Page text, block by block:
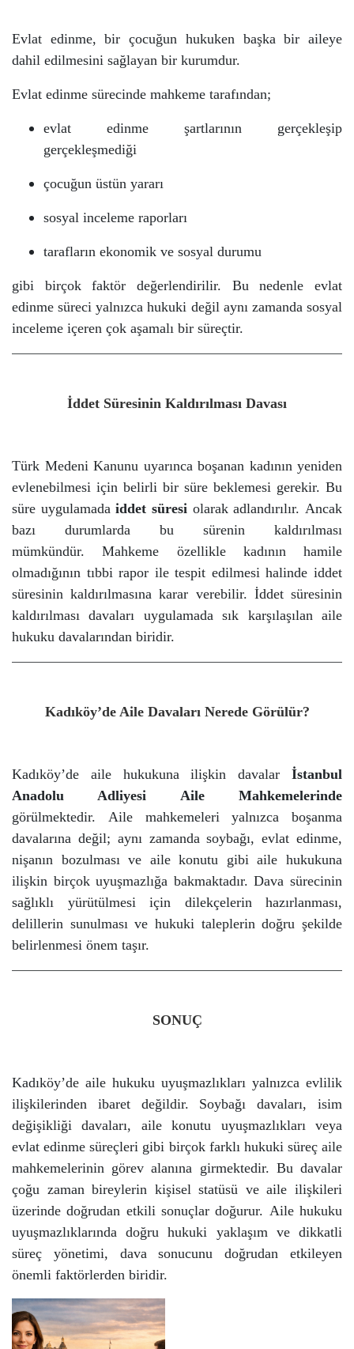
Evlat edinme, bir çocuğun hukuken başka bir aileye
dahil edilmesini sağlayan bir kurumdur.
Evlat edinme sürecinde mahkeme tarafından;
evlat edinme şartlarının gerçekleşip
gerçekleşmediği
çocuğun üstün yararı
sosyal inceleme raporları
tarafların ekonomik ve sosyal durumu
gibi birçok faktör değerlendirilir. Bu nedenle evlat
edinme süreci yalnızca hukuki değil aynı zamanda sosyal
inceleme içeren çok aşamalı bir süreçtir.
İddet Süresinin Kaldırılması Davası
Türk Medeni Kanunu uyarınca boşanan kadının yeniden
evlenebilmesi için belirli bir süre beklemesi gerekir. Bu
süre uygulamadaiddet süresi olarak adlandırılır. Ancak
bazı durumlarda bu sürenin kaldırılması
mümkündür.Mahkeme özellikle kadının hamile
olmadığının tıbbi rapor ile tespit edilmesi halinde iddet
süresinin kaldırılmasına karar verebilir. İddet süresinin
kaldırılması davaları uygulamada sık karşılaşılan aile
hukuku davalarından biridir.
Kadıköy’de Aile Davaları Nerede Görülür?
Kadıköy’de aile hukukuna ilişkin davalar İstanbul
Anadolu Adliyesi Aile Mahkemelerinde
görülmektedir. Aile mahkemeleri yalnızca boşanma
davalarına değil; aynı zamanda soybağı, evlat edinme,
nişanın bozulması ve aile konutu gibi aile hukukuna
ilişkin birçok uyuşmazlığa bakmaktadır.Dava sürecinin
sağlıklı yürütülmesi için dilekçelerin hazırlanması,
delillerin sunulması ve hukuki taleplerin doğru şekilde
belirlenmesi önem taşır.
SONUÇ
Kadıköy’de aile hukuku uyuşmazlıkları yalnızca evlilik
ilişkilerinden ibaret değildir. Soybağı davaları, isim
değişikliği davaları, aile konutu uyuşmazlıkları veya
evlat edinme süreçleri gibi birçok farklı hukuki süreç aile
mahkemelerinin görev alanına girmektedir. Bu davalar
çoğu zaman bireylerin kişisel statüsü ve aile ilişkileri
üzerinde doğrudan etkili sonuçlar doğurur. Aile hukuku
uyuşmazlıklarında doğru hukuki yaklaşım ve dikkatli
süreç yönetimi, dava sonucunu doğrudan etkileyen
önemli faktörlerden biridir.